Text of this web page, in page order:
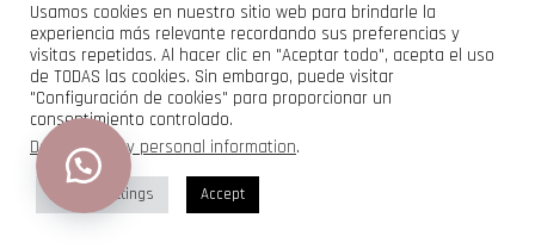
Usamos cookies en nuestro sitio web para brindarle la
experiencia más relevante recordando sus preferencias y
visitas repetidas. Al hacer clic en "Aceptar todo", acepta el uso
de TODAS las cookies. Sin embargo, puede visitar
"Configuración de cookies" para proporcionar un
consentimiento controlado.
Do not sell my personal information.
Cookie Settings Accept